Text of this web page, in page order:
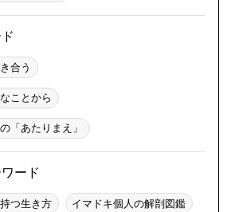
合う
ことから
「あたりまえ」
ード
つ生き方 イマドキ個人の解剖図鑑